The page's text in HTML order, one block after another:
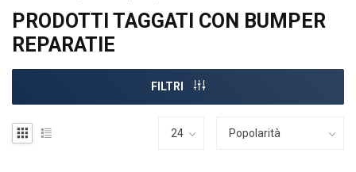
PRODOTTI TAGGATI CON BUMPER
REPARATIE
FILTRI